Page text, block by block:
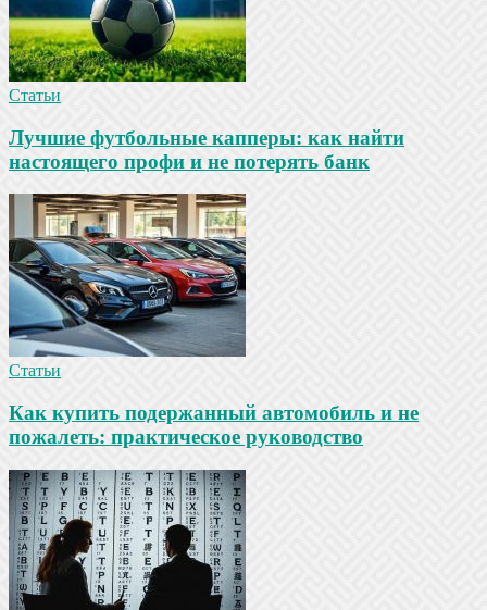
Статьи
Лучшие футбольные капперы: как найти
настоящего профи и не потерять банк
Статьи
Как купить подержанный автомобиль и не
пожалеть: практическое руководство